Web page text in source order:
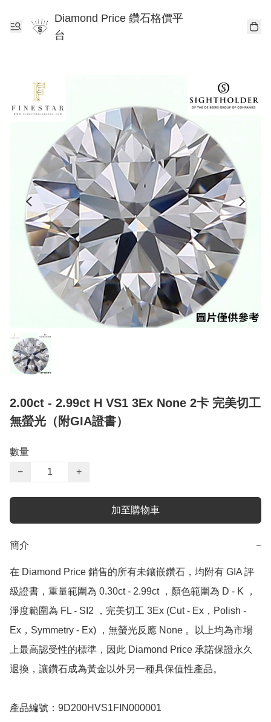
Diamond Price 鑽石格價平
台
2.00ct - 2.99ct H VS1 3Ex None 2卡 完美切工
無螢光（附GIA證書）
數量
−
+
加至購物車
簡介 −
在 Diamond Price 銷售的所有未鑲嵌鑽石，均附有 GIA 評
級證書，重量範圍為 0.30ct - 2.99ct ，顏色範圍為 D - K ，
淨度範圍為 FL - SI2 ，完美切工 3Ex (Cut - Ex，Polish -
Ex，Symmetry - Ex) ，無螢光反應 None 。以上均為市場
上最高認受性的標準，因此 Diamond Price 承諾保證永久
退換，讓鑽石成為黃金以外另一種具保值性產品。
產品編號：9D200HVS1FIN000001